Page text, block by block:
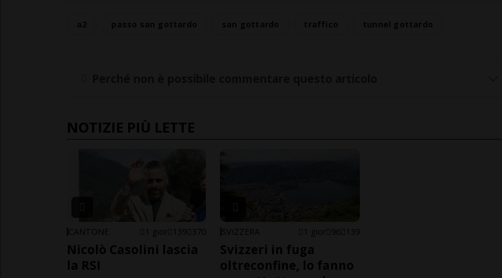
NOTIZIE PIÙ LETTE
CANTONE 1 gior 139 370
Nicolò Casolini lascia
la RSI
SVIZZERA 1 gior 96 139
Svizzeri in fuga
oltreconfine, lo fanno